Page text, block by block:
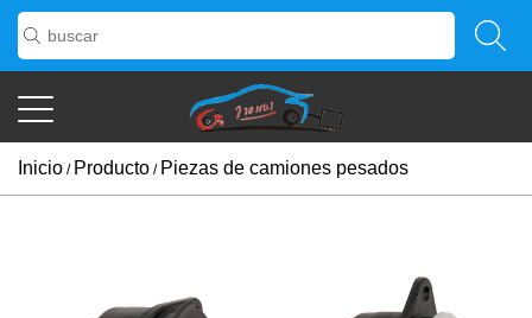
Inicio / Producto / Piezas de camiones pesados